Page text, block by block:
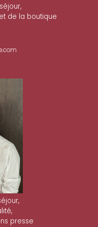
de la boutique
presse